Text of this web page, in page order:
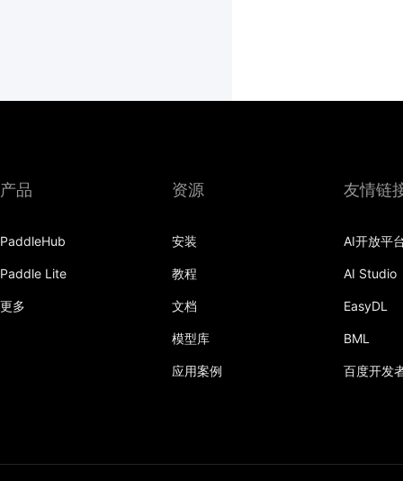
产品
PaddleHub
Paddle Lite
更多
资源
安装
教程
文档
模型库
应用案例
友情链
AI开放平
AI Studio
EasyDL
BML
百度开发